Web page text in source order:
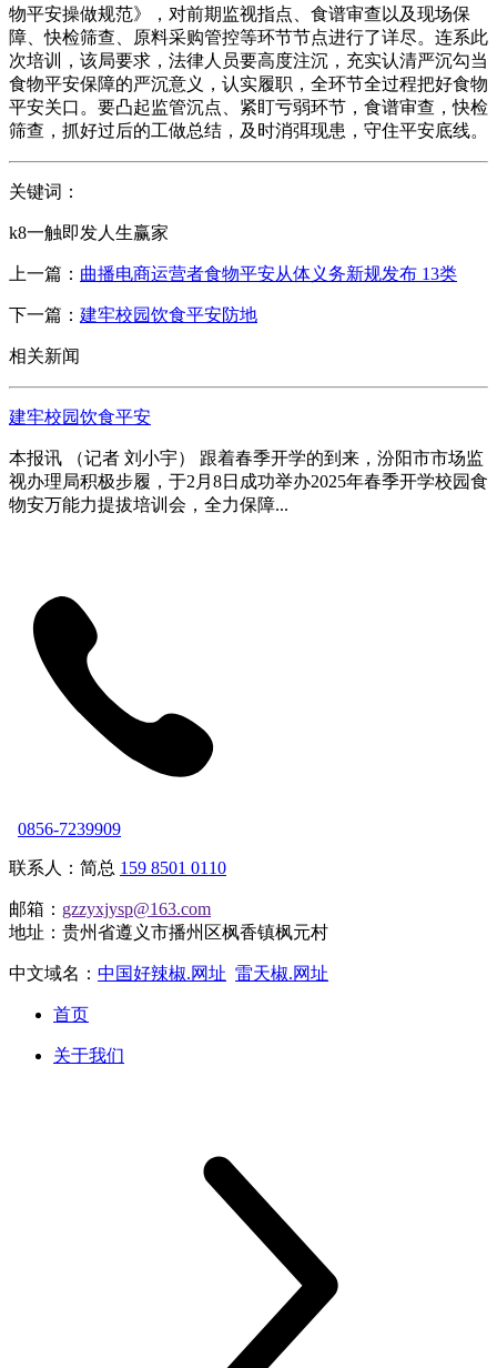
物平安操做规范》，对前期监视指点、食谱审查以及现场保
障、快检筛查、原料采购管控等环节节点进行了详尽。连系此
次培训，该局要求，法律人员要高度注沉，充实认清严沉勾当
食物平安保障的严沉意义，认实履职，全环节全过程把好食物
平安关口。要凸起监管沉点、紧盯亏弱环节，食谱审查，快检
筛查，抓好过后的工做总结，及时消弭现患，守住平安底线。
关键词：
k8一触即发人生赢家
上一篇： 曲播电商运营者食物平安从体义务新规发布 13类
下一篇： 建牢校园饮食平安防地
相关新闻
建牢校园饮食平安
本报讯 （记者 刘小宇） 跟着春季开学的到来，汾阳市市场监
视办理局积极步履，于2月8日成功举办2025年春季开学校园食
物安万能力提拔培训会，全力保障...
0856-7239909
联系人：简总 159 8501 0110
邮箱： gzzyxjysp@163.com
地址：贵州省遵义市播州区枫香镇枫元村
中文域名： 中国好辣椒.网址 雷天椒.网址
首页
关于我们